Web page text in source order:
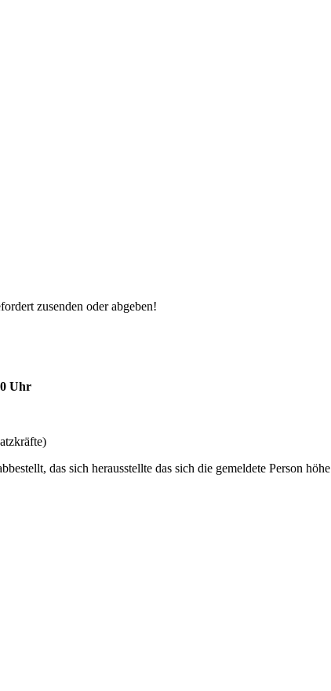
zusenden oder abgeben!
Uhr
das sich herausstellte das sich die gemeldete Person höhe